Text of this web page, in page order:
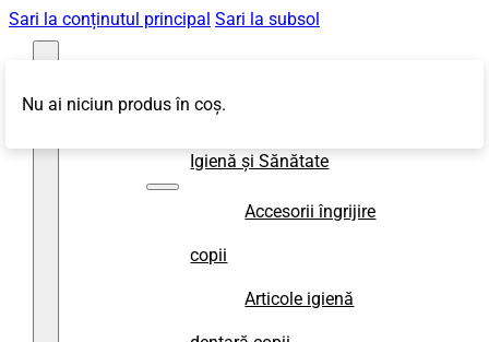
Sari la conținutul principal Sari la subsol
Igienă și Sănătate
Accesorii îngrijire
copii
Articole igienă
Nu ai niciun produs în coș.